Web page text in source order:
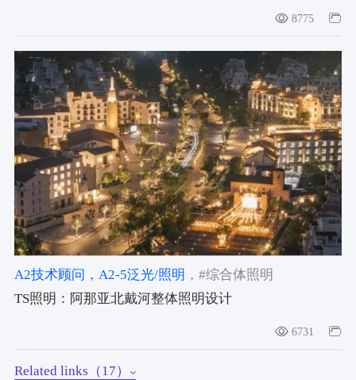
8775
A2技术顾问 ，A2-5泛光/照明 ，#综合体照明
TS照明：阿那亚北戴河整体照明设计
6731
Related links（17）